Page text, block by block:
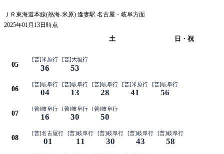
ＪＲ東海道本線(熱海-米原) 逢妻駅 名古屋・岐阜方面
2025年01月13日時点
土 日・祝
05
[普]米原行
36
[普]大垣行
53
06
[普]岐阜行
04
[普]岐阜行
13
[普]岐阜行
28
[普]米原行
41
[普]岐阜行
56
07
[普]岐阜行
16
[普]岐阜行
30
[普]岐阜行
50
08
[普]名古屋行
01
[普]岐阜行
11
[普]岐阜行
30
[普]岐阜行
43
[普]岐阜行
58